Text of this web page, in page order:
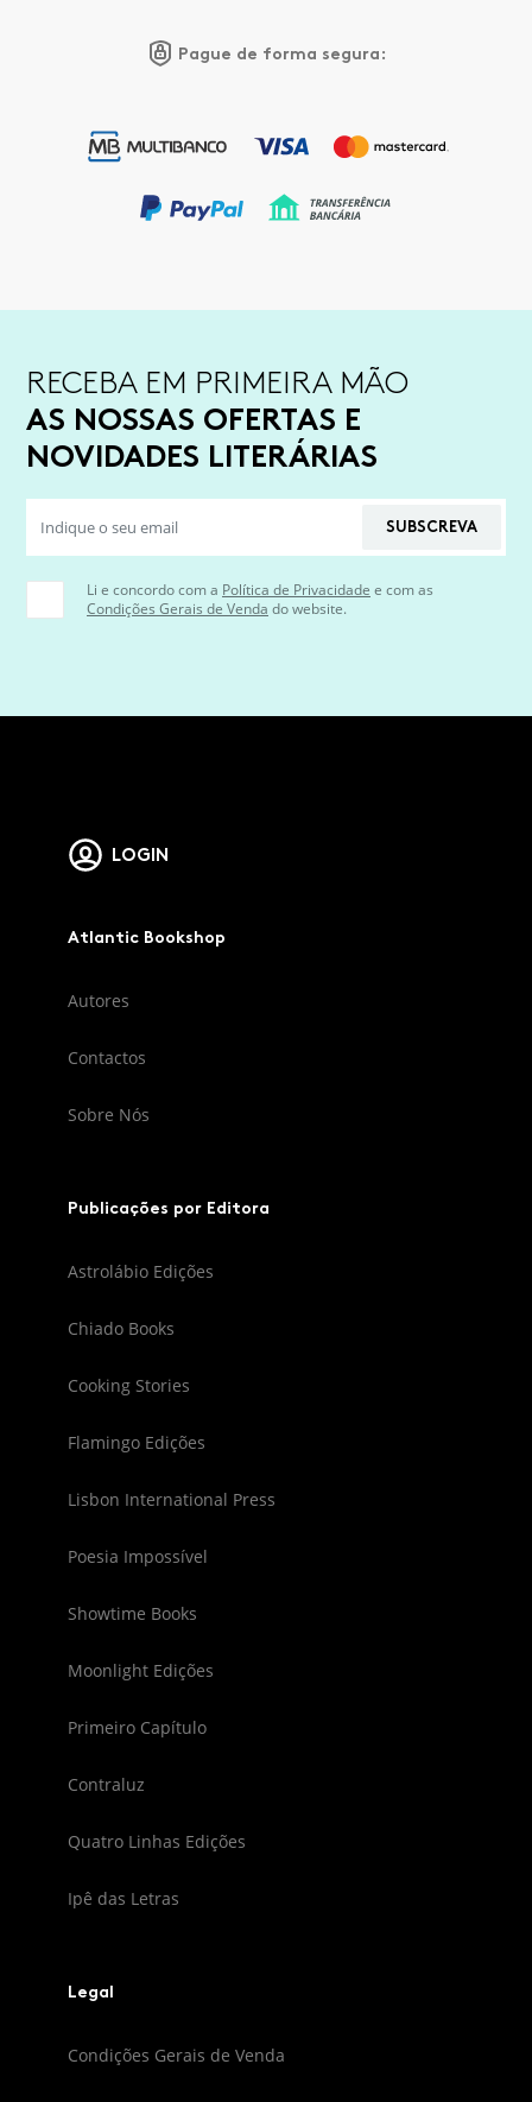
Pague de forma segura:
RECEBA EM PRIMEIRA MÃO
AS NOSSAS OFERTAS E
NOVIDADES LITERÁRIAS
SUBSCREVA
Li e concordo com a Política de Privacidade e com as
Condições Gerais de Venda do website.
LOGIN
Atlantic Bookshop
Autores
Contactos
Sobre Nós
Publicações por Editora
Astrolábio Edições
Chiado Books
Cooking Stories
Flamingo Edições
Lisbon International Press
Poesia Impossível
Showtime Books
Moonlight Edições
Primeiro Capítulo
Contraluz
Quatro Linhas Edições
Ipê das Letras
Legal
Condições Gerais de Venda